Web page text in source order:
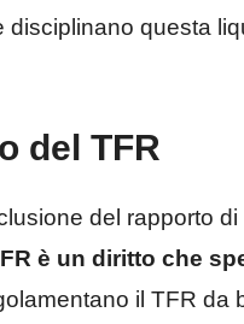
questa
del TFR
del rapporto
è un diritto che
il TFR da